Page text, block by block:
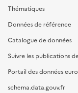
Thématiques
Données de référence
Catalogue de données
Suivre les publications
Portail des données
schema.data.gouv.fr